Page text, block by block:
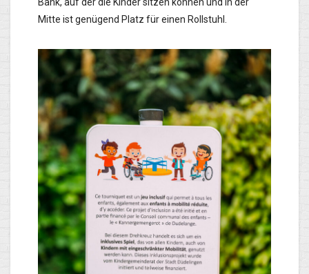
Mitte ist genügend Platz für einen Rollstuhl.